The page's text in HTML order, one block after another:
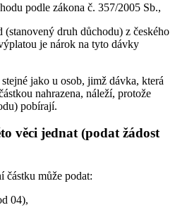
podle zákona č. 357/2005 Sb.,
druh důchodu) z českého
je nárok na tyto dávky
jako u osob, jimž dávka, která
nahrazena, náleží, protože
pobírají.
věci jednat (podat žádost
částku může podat:
04),